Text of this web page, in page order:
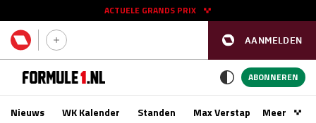
AANMELDEN
ACTUELE GRANDS PRIX
11 - 13 sep
ABONNEREN
Nieuws WK Kalender Standen Max VerstappenMeer